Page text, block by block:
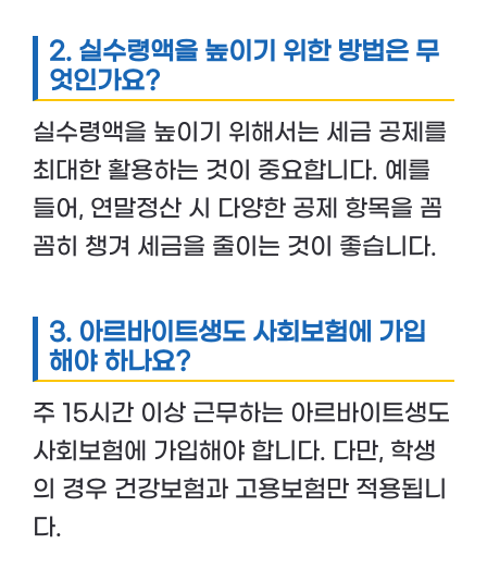
2. 실수령액을 높이기 위한 방법은 무
엇인가요?
실수령액을 높이기 위해서는 세금 공제를
최대한 활용하는 것이 중요합니다. 예를
들어, 연말정산 시 다양한 공제 항목을 꼼
꼼히 챙겨 세금을 줄이는 것이 좋습니다.
3. 아르바이트생도 사회보험에 가입
해야 하나요?
주 15시간 이상 근무하는 아르바이트생도
사회보험에 가입해야 합니다. 다만, 학생
의 경우 건강보험과 고용보험만 적용됩니
다.